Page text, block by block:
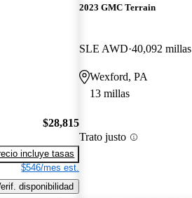
$28,815
incluye tasas
$546/mes est.
disponibilidad
2023 GMC Terrain
SLE AWD 40,092 millas
Wexford, PA
13 millas
Trato justo